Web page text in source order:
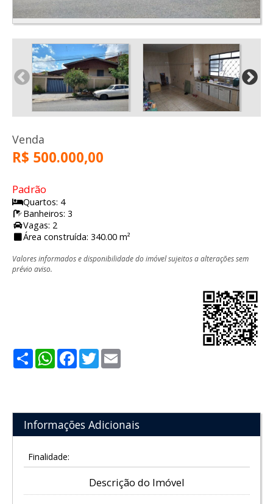
Venda
R$ 500.000,00
Padrão
Quartos: 4
Banheiros: 3
Vagas: 2
Área construída: 340.00 m²
Valores informados e disponibilidade do imóvel sujeitos a alterações sem
prévio aviso.
ShareWhatsApp
Facebook
Twitter
Informações Adicionais
Finalidade:
Descrição do Imóvel